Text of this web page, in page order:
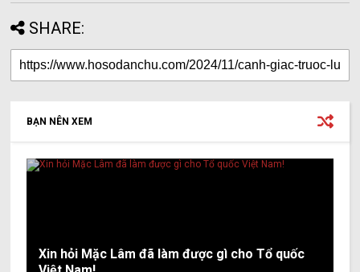
SHARE:
BẠN NÊN XEM
Xin hỏi Mặc Lâm đã làm được gì cho Tổ quốc